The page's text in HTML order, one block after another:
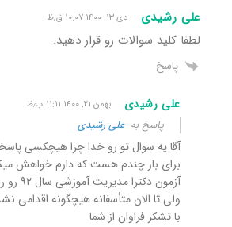
علی رشیدی دی ۱۳, ۱۴۰۰ ۱۰:۰۷ ق٫ظ
لطفا کلید سوالات رو قرار دهید.
پاسخ
علی رشیدی بهمن ۲۱, ۱۴۰۰ ۱۱:۱۱ ب٫ظ
پاسخ بهعلی رشیدی
آقا یه سوال تو رو خدا چرا هیچکسی
برای بار چندم هست که دارم خواهش
آزمون
ولی تا الان متأسفانه هیچگونه اقدامی
با تشکر فراوان از شما